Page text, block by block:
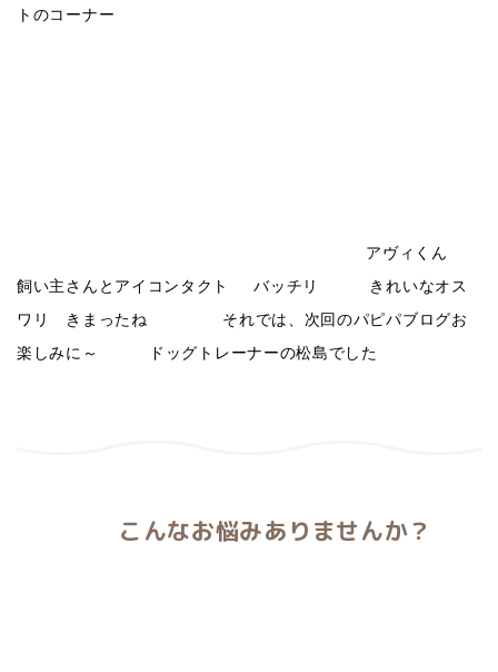
トのコーナー
アヴィくん
飼い主さんとアイコンタクト
バッチリ
きれいなオス
ワリ きまったね
それでは、次回のパピパブログお
楽しみに～
ドッグトレーナーの松島でした
こんなお悩みありませんか？